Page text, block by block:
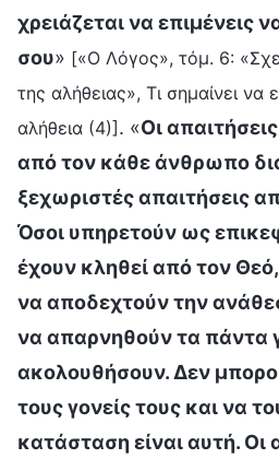
χρειάζεται να επιμένεις
σου» [«Ο Λόγος», τόμ. 6:
της αλήθειας», Τι σημαίνει να
αλήθεια (4)]. «Οι
από τον κάθε άνθρωπο
ξεχωριστές απαιτήσεις
Όσοι υπηρετούν ως
έχουν κληθεί από τον
να αποδεχτούν την
να απαρνηθούν τα πάντα
ακολουθήσουν. Δεν
τους γονείς τους και να
κατάσταση είναι αυτή. Οι